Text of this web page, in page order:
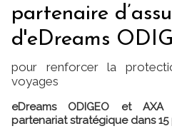
partenaire
d'eDreams
pour renforcer la
voyages
eDreams ODIGEO et
partenariat stratégique dans 15